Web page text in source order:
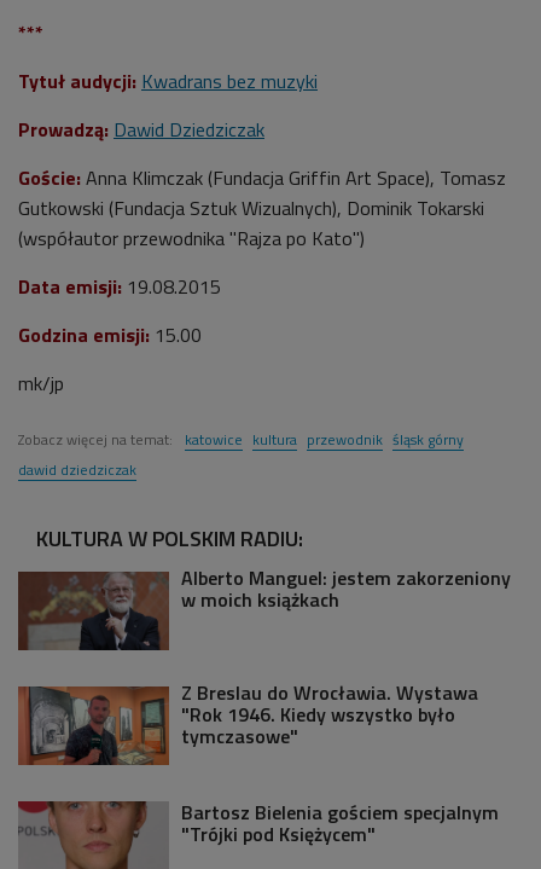
***
Tytuł audycji: Kwadrans bez muzyki
Prowadzą: Dawid Dziedziczak
Goście: Anna Klimczak (Fundacja Griffin Art Space), Tomasz
Gutkowski (Fundacja Sztuk Wizualnych), Dominik Tokarski
(współautor przewodnika "Rajza po Kato")
Data emisji: 19.08.2015
Godzina emisji: 15.00
mk/jp
Zobacz więcej na temat: katowice kultura przewodnik śląsk górny
dawid dziedziczak
KULTURA W POLSKIM RADIU:
Alberto Manguel: jestem zakorzeniony
w moich książkach
Z Breslau do Wrocławia. Wystawa
"Rok 1946. Kiedy wszystko było
tymczasowe"
Bartosz Bielenia gościem specjalnym
"Trójki pod Księżycem"